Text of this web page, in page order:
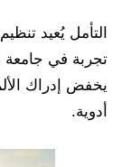
التأمل يُعيد
تجربة في
أدوية.